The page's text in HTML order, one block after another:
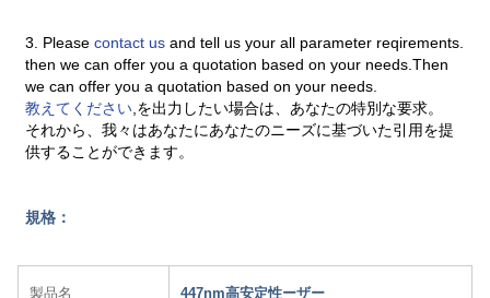
3. Pleasecontact usand tell us your all parameter reqirements.
then we can offer you a quotation based on your needs.Then
we can offer you a quotation based on your needs.
教えてください,を出力したい場合は、あなたの特別な要求。
それから、我々はあなたにあなたのニーズに基づいた引用を提
供することができます。
規格：
製品名 447nm高安定性ーザー